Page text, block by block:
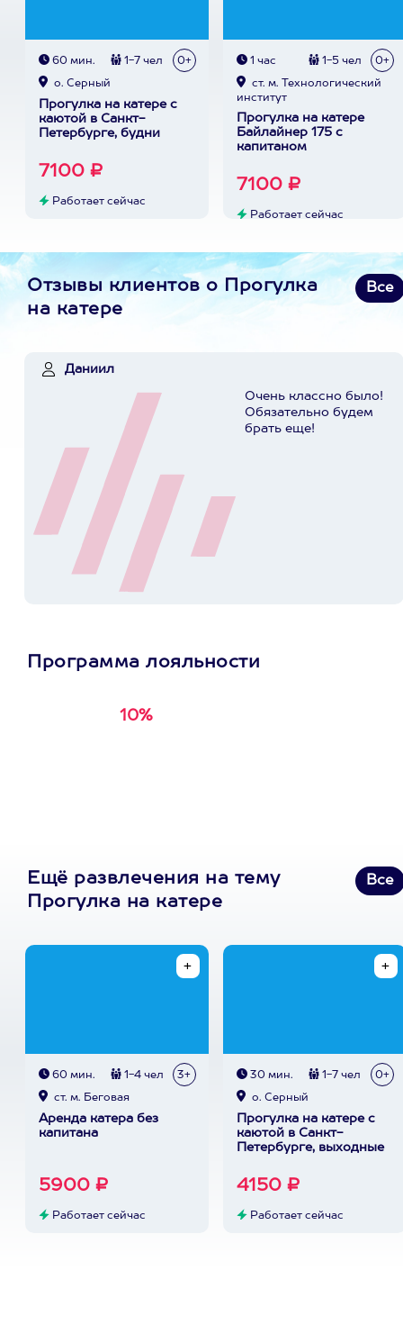
60 мин. 1-7 чел 0+
о. Серный
Прогулка на катере с
каютой в Санкт-
Петербурге, будни
7100 ₽
Работает сейчас
1 час 1-5 чел 0+
ст. м. Технологический
институт
Прогулка на катере
Байлайнер 175 с
капитаном
7100 ₽
Работает сейчас
Отзывы клиентов о Прогулка
на катере
Все
Даниил
Очень классно было!
Обязательно будем
брать еще!
Программа лояльности
10%
Ещё развлечения на тему
Прогулка на катере
Все
60 мин. 1-4 чел 3+
ст. м. Беговая
Аренда катера без
капитана
5900 ₽
Работает сейчас
30 мин. 1-7 чел 0+
о. Серный
Прогулка на катере с
каютой в Санкт-
Петербурге, выходные
4150 ₽
Работает сейчас